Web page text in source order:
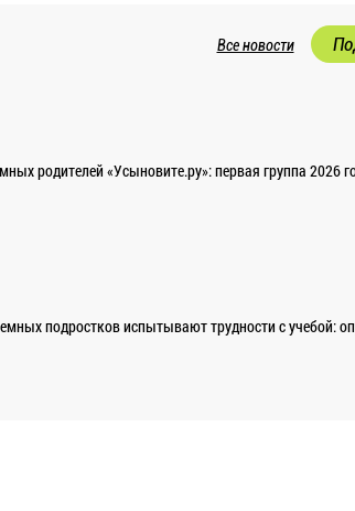
Все новости
родителей «Усыновите.ру»: первая группа 2026
подростков испытывают трудности с учебой: